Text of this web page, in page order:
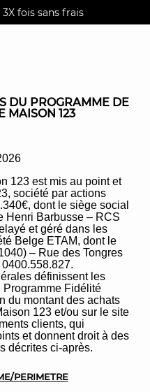
fois sans frais
nouvelle collection
dès 150€
DU PROGRAMME DE
MAISON 123
123 est mis au point et
société par actions
dont le siège social
Henri Barbusse – RCS
et géré dans les
Belge ETAM, dont le
– Rue des Tongres
0400.558.827.
définissent les
Fidélité
du montant des achats
123 et/ou sur le site
clients, qui
et donnent droit à des
décrites ci-après.
PERIMETRE